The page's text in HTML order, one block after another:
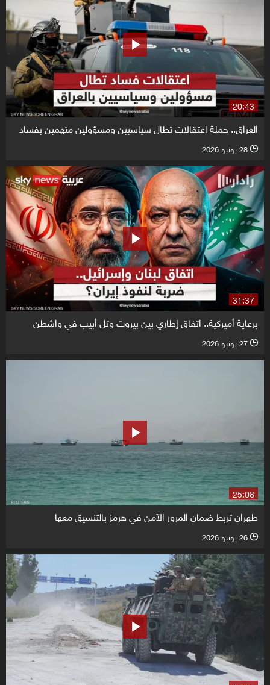
20:43
العراق.. حملة اعتقالات تطال سياسيين ومسؤولين متهمين بفساد
l 28 يونيو 2026
31:37
برعاية أميركية.. اتفاق إطاري بين بيروت وتل أبيب في واشطن
l 27 يونيو 2026
25:08
طهران تربط ضمان المرور الآمن في هرمز بالتنسيق معها
l 26 يونيو 2026